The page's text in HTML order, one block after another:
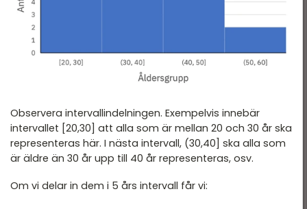
Observera intervallindelningen. Exempelvis innebär
intervallet [20,30] att alla som är mellan 20 och 30 år ska
representeras här. I nästa intervall, (30,40] ska alla som
är äldre än 30 år upp till 40 år representeras, osv.
Om vi delar in dem i 5 års intervall får vi: